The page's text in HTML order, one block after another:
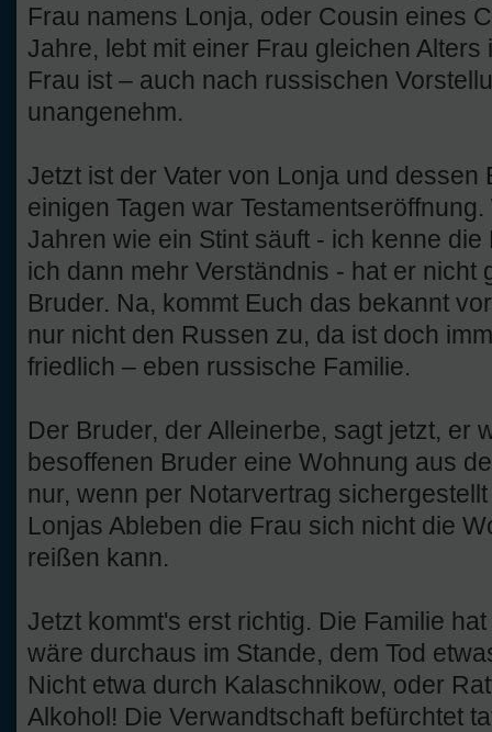
Frau namens Lonja, oder Cousin eines
Jahre, lebt mit einer Frau gleichen
Frau ist – auch nach russischen
unangenehm.
Jetzt ist der Vater von Lonja und dessen
einigen Tagen war
Jahren wie ein Stint säuft - ich kenne
ich dann mehr Verständnis - hat er nicht
Bruder. Na, kommt Euch das bekannt
nur nicht den Russen zu, da ist doch
friedlich – eben russische Familie.
Der Bruder, der Alleinerbe, sagt jetzt, er
besoffenen Bruder eine Wohnung aus
nur, wenn per Notarvertrag
Lonjas Ableben die Frau sich nicht die
reißen kann.
Jetzt kommt's erst richtig. Die Familie
wäre durchaus im Stande, dem Tod
Nicht etwa durch Kalaschnikow, oder
Alkohol! Die Verwandtschaft befürchtet